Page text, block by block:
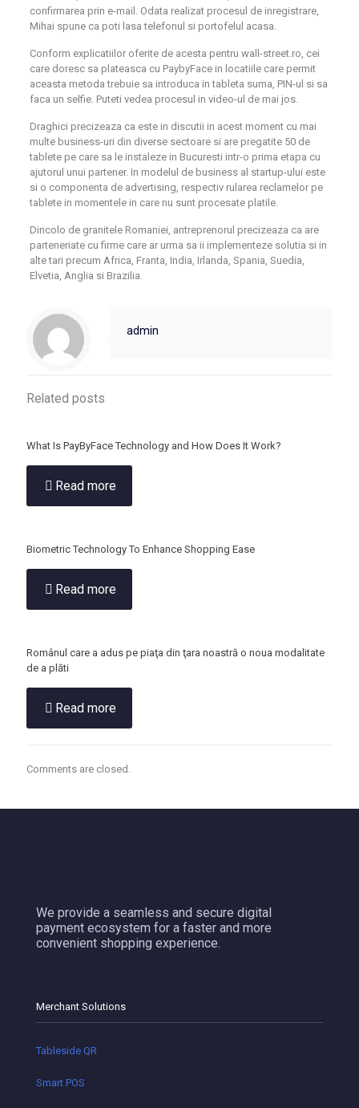
confirmarea prin e-mail. Odata realizat procesul de inregistrare,
Mihai spune ca poti lasa telefonul si portofelul acasa.
Conform explicatiilor oferite de acesta pentru wall-street.ro, cei
care doresc sa plateasca cu PaybyFace in locatiile care permit
aceasta metoda trebuie sa introduca in tableta suma, PIN-ul si sa
faca un selfie. Puteti vedea procesul in video-ul de mai jos.
Draghici precizeaza ca este in discutii in acest moment cu mai
multe business-uri din diverse sectoare si are pregatite 50 de
tablete pe care sa le instaleze in Bucuresti intr-o prima etapa cu
ajutorul unui partener. In modelul de business al startup-ului este
si o componenta de advertising, respectiv rularea reclamelor pe
tablete in momentele in care nu sunt procesate platile.
Dincolo de granitele Romaniei, antreprenorul precizeaza ca are
parteneriate cu firme care ar urma sa ii implementeze solutia si in
alte tari precum Africa, Franta, India, Irlanda, Spania, Suedia,
Elvetia, Anglia si Brazilia.
admin
Related posts
What Is PayByFace Technology and How Does It Work?
Read more
Biometric Technology To Enhance Shopping Ease
Read more
Românul care a adus pe piaţa din ţara noastră o noua modalitate
de a plăti
Read more
Comments are closed.
We provide a seamless and secure digital
payment ecosystem for a faster and more
convenient shopping experience.
Merchant Solutions
Tableside QR
Smart POS